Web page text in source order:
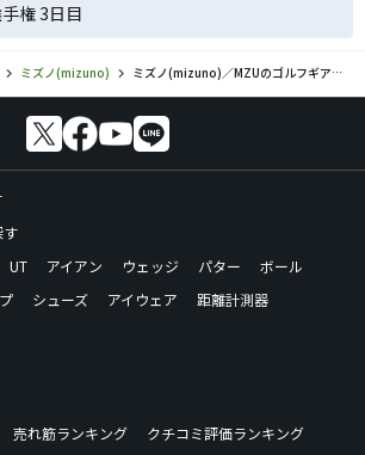
権 3日目
ミズノ(mizuno) ミズノ(mizuno)／MZUのゴルフギアの口コミ評価
す
UT アイアン ウェッジ パター
ボール
シューズ アイウェア
距離計測器
売れ筋ランキング
クチコミ評価ランキング